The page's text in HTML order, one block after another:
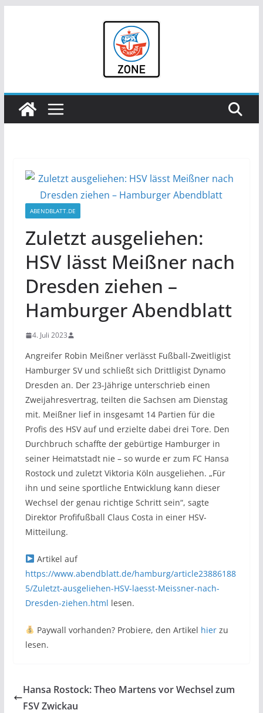
ABENDBLATT.DE
Zuletzt ausgeliehen:
HSV lässt Meißner nach
Dresden ziehen –
Hamburger Abendblatt
4. Juli 2023
Angreifer Robin Meißner verlässt Fußball-Zweitligist
Hamburger SV und schließt sich Drittligist Dynamo
Dresden an. Der 23-Jährige unterschrieb einen
Zweijahresvertrag, teilten die Sachsen am Dienstag
mit. Meißner lief in insgesamt 14 Partien für die
Profis des HSV auf und erzielte dabei drei Tore. Den
Durchbruch schaffte der gebürtige Hamburger in
seiner Heimatstadt nie – so wurde er zum FC Hansa
Rostock und zuletzt Viktoria Köln ausgeliehen. „Für
ihn und seine sportliche Entwicklung kann dieser
Wechsel der genau richtige Schritt sein“, sagte
Direktor Profifußball Claus Costa in einer HSV-
Mitteilung.
Artikel auf
https://www.abendblatt.de/hamburg/article23886188
5/Zuletzt-ausgeliehen-HSV-laesst-Meissner-nach-
Dresden-ziehen.html lesen.
Paywall vorhanden? Probiere, den Artikel hierzu
lesen.
Hansa Rostock: Theo Martens vor Wechsel zum
FSV Zwickau